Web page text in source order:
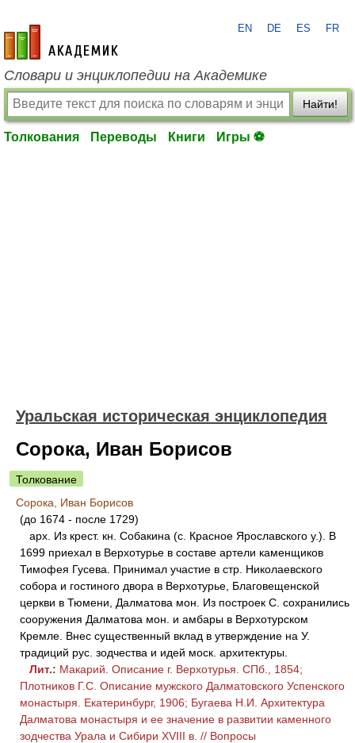
academic.ru
EN DE ES FR
Словари и энциклопедии на Академике
Найти!
Толкования Переводы Книги Игры ⚽
Уральская историческая энциклопедия
Сорока, Иван Борисов
Толкование
Сорока, Иван Борисов
(до 1674 - после 1729)
арх. Из крест. кн. Собакина (с. Красное Ярославского у.). В
1699 приехал в Верхотурье в составе артели каменщиков
Тимофея Гусева. Принимал участие в стр. Николаевского
собора и гостиного двора в Верхотурье, Благовещенской
церкви в Тюмени, Далматова мон. Из построек С. сохранились
сооружения Далматова мон. и амбары в Верхотурском
Кремле. Внес существенный вклад в утверждение на У.
традиций рус. зодчества и идей моск. архитектуры.
Лит.: Макарий. Описание г. Верхотурья. СПб., 1854;
Плотников Г.С. Описание мужского Далматовского Успенского
монастыря. Екатеринбург, 1906; Бугаева Н.И. Архитектура
Далматова монастыря и ее значение в развитии каменного
зодчества Урала и Сибири XVIII в. // Вопросы